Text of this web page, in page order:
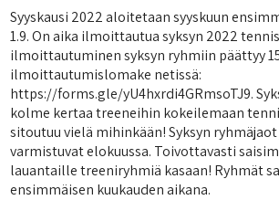
Syyskausi 2022 aloitetaan syyskuun
1.9. On aika ilmoittautua syksyn 2022
ilmoittautuminen syksyn ryhmiin päättyy
ilmoittautumislomake netissä:
https://forms.gle/yU4hxrdi4GRmsoTJ9.
kolme kertaa treeneihin kokeilemaan
sitoutuu vielä mihinkään! Syksyn
varmistuvat elokuussa. Toivottavasti
lauantaille treeniryhmiä kasaan! Ryhmät
ensimmäisen kuukauden aikana.